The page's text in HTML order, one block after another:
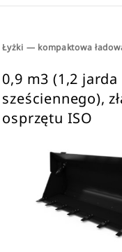
Łyżki — kompaktowa
0,9 m3 (1,2 jarda
sześciennego),
osprzętu ISO